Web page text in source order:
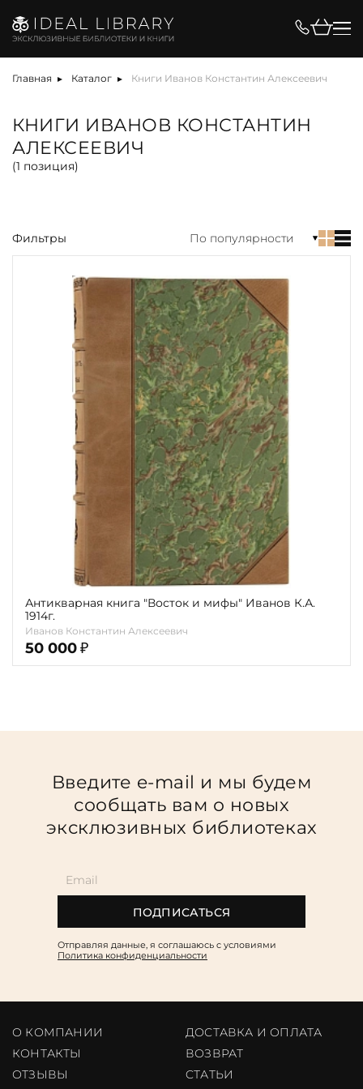
Главная Каталог Книги Иванов Константин Алексеевич
КНИГИ ИВАНОВ КОНСТАНТИН
АЛЕКСЕЕВИЧ
(1 позиция)
Цена, ₽
Вид
акция
антикварная книга
арт-объект
библиотека
Показать еще
Тиснение
Цвет
Пол и возраст
Повод
Переплёт
Фильтры По популярности
Антикварная книга "Восток и мифы" Иванов К.А.
1914г.
Иванов Константин Алексеевич
50 000 ₽
Введите e-mail и мы будем
сообщать вам о новых
эксклюзивных библиотеках
ПОДПИСАТЬСЯ
Отправляя данные, я соглашаюсь c условиями
Политика конфиденциальности
О КОМПАНИИ
ДОСТАВКА И ОПЛАТА
КОНТАКТЫ
ВОЗВРАТ
ОТЗЫВЫ
CТАТЬИ